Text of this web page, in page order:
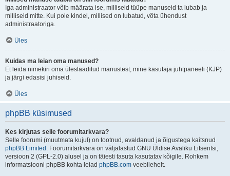
Iga administraator võib määrata ise, milliseid tüüpe manuseid ta lubab ja
milliseid mitte. Kui pole kindel, millised on lubatud, võta ühendust
administraatoriga.
Üles
Kuidas ma leian oma manused?
Et leida nimekiri oma üleslaaditud manustest, mine kasutaja juhtpaneeli (KJP)
ja järgi edasisi juhiseid.
Üles
phpBB küsimused
Kes kirjutas selle foorumitarkvara?
Selle foorumi (muutmata kujul) on tootnud, avaldanud ja õigustega kaitsnud
phpBB Limited . Foorumitarkvara on väljalastud GNU Üldise Avaliku Litsentsi,
versioon 2 (GPL-2.0) alusel ja on täiesti tasuta kasutatav kõigile. Rohkem
informatsiooni phpBB kohta leiad phpBB.com veebilehelt.